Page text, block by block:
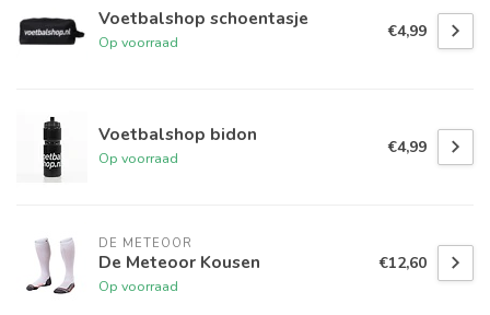
Voetbalshop schoentasje
Op voorraad
€4,99
Voetbalshop bidon
Op voorraad
€4,99
DE METEOOR
De Meteoor Kousen
Op voorraad
€12,60